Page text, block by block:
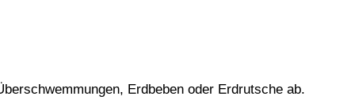
Erdbeben oder Erdrutsche ab.